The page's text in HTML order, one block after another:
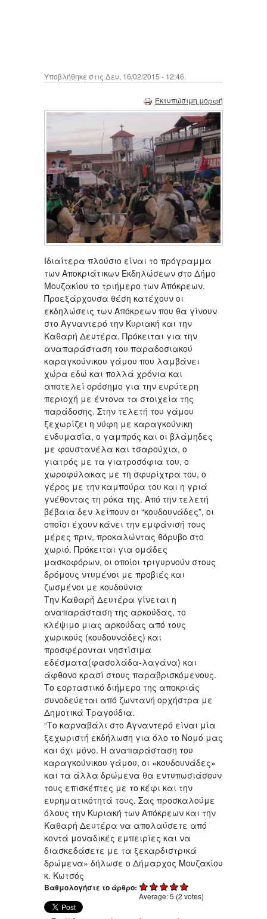
Υποβλήθηκε στις Δευ, 16/02/2015 - 12:46.
Εκτυπώσιμη μορφή
Ιδιαίτερα πλούσιο είναι το πρόγραμμα
των Αποκριάτικων Εκδηλώσεων στο Δήμο
Μουζακίου το τριήμερο των Απόκρεων.
Προεξάρχουσα θέση κατέχουν οι
εκδηλώσεις των Απόκρεων που θα γίνουν
στο Αγναντερό την Κυριακή και την
Καθαρή Δευτέρα. Πρόκειται για την
αναπαράσταση του παραδοσιακού
καραγκούνικου γάμου που λαμβάνει
χώρα εδώ και πολλά χρόνια και
αποτελεί ορόσημο για την ευρύτερη
περιοχή με έντονα τα στοιχεία της
παράδοσης. Στην τελετή του γάμου
ξεχωρίζει η νύφη με καραγκούνικη
ενδυμασία, ο γαμπρός και οι βλάμηδες
με φουστανέλα και τσαρούχια, ο
γιατρός με τα γιατροσόφια του, ο
χωροφύλακας με τη σφυρίχτρα του, ο
γέρος με την καμπούρα του και η γριά
γνέθοντας τη ρόκα της. Από την τελετή
βέβαια δεν λείπουν οι “κουδουνάδες”, οι
οποίοι έχουν κάνει την εμφάνισή τους
μέρες πριν, προκαλώντας θόρυβο στο
χωριό. Πρόκειται για ομάδες
μασκοφόρων, οι οποίοι τριγυρνούν στους
δρόμους ντυμένοι με προβιές και
ζωσμένοι με κουδούνια
Την Καθαρή Δευτέρα γίνεται η
αναπαράσταση της αρκούδας, το
κλέψιμο μιας αρκούδας από τους
χωρικούς (κουδουνάδες) και
προσφέρονται νηστίσιμα
εδέσματα(φασολάδα-λαγάνα) και
άφθονο κρασί στους παραβρισκόμενους.
Το εορταστικό διήμερο της αποκριάς
συνοδεύεται από ζωντανή ορχήστρα με
Δημοτικά Τραγούδια.
“Το καρναβάλι στο Αγναντερό είναι μία
ξεχωριστή εκδήλωση για όλο το Νομό μας
και όχι μόνο. Η αναπαράσταση του
καραγκούνικου γάμου, οι «κουδουνάδες»
και τα άλλα δρώμενα θα εντυπωσιάσουν
τους επισκέπτες με το κέφι και την
ευρηματικότητά τους. Σας προσκαλούμε
όλους την Κυριακή των Απόκρεων και την
Καθαρή Δευτέρα να απολαύσετε από
κοντά μοναδικές εμπειρίες και να
διασκεδάσετε με τα ξεκαρδιστρικά
δρώμενα» δήλωσε ο Δήμαρχος Μουζακίου
κ. Κωτσός
Βαθμολογήστε το άρθρο:
Average:5 (2 votes)